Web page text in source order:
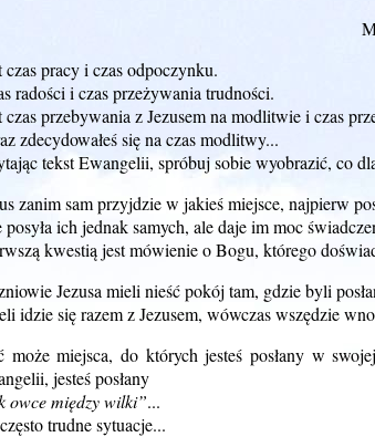
czas pracy i czas odpoczynku.
radości i czas przeżywania trudności.
czas przebywania z Jezusem na modlitwie i czas
zdecydowałeś się na czas modlitwy...
tekst Ewangelii, spróbuj sobie wyobrazić, co
zanim sam przyjdzie w jakieś miejsce, najpierw
posyła ich jednak samych, ale daje im moc
kwestią jest mówienie o Bogu, którego
Jezusa mieli nieść pokój tam, gdzie byli
idzie się razem z Jezusem, wówczas wszędzie
może miejsca, do których jesteś posłany w
jesteś posłany
owce między wilki”...
trudne sytuacje...